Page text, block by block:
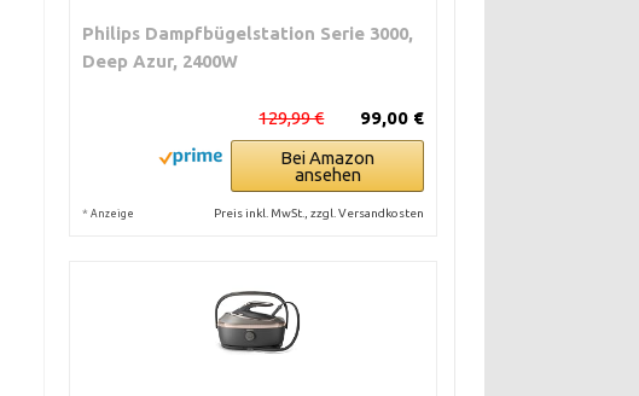
Philips Dampfbügelstation Serie 3000,
Deep Azur, 2400W
99,00 €
129,99 €
Bei Amazon
ansehen
* Anzeige Preis inkl. MwSt., zzgl. Versandkosten